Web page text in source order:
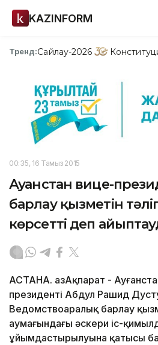
KAZINFORM
Тренд:Сайлау-2026
00:35, 16 Тамыз 2015
Ауғанстан вице-
барлау қызметін
көрсетті деп
АСТАНА. ҚазАқпарат -
президенті Абдул Рашид
Ведомствоаралық барлау
аумағындағы әскери іс-
ұйымдастырылуына қатысы